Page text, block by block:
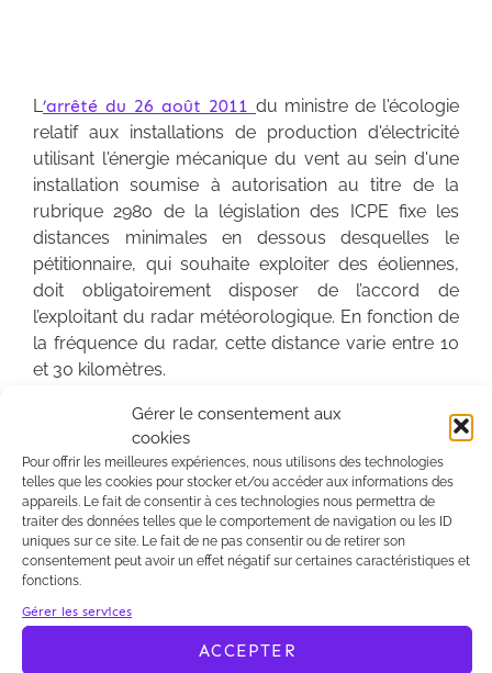
Gérer le consentement aux
cookies
Pour offrir les meilleures expériences, nous utilisons des technologies
telles que les cookies pour stocker et/ou accéder aux informations des
appareils. Le fait de consentir à ces technologies nous permettra de
traiter des données telles que le comportement de navigation ou les ID
uniques sur ce site. Le fait de ne pas consentir ou de retirer son
consentement peut avoir un effet négatif sur certaines caractéristiques et
fonctions.
Gérer les services
ACCEPTER
L’arrêté du 26 août 2011 du ministre de l'écologie
relatif aux installations de production d'électricité
utilisant l'énergie mécanique du vent au sein d'une
installation soumise à autorisation au titre de la
rubrique 2980 de la législation des ICPE fixe les
distances minimales en dessous desquelles le
pétitionnaire, qui souhaite exploiter des éoliennes,
doit obligatoirement disposer de l’accord de
l’exploitant du radar météorologique. En fonction de
la fréquence du radar, cette distance varie entre 10
et 30 kilomètres.
Dans la présente affaire, une société d’exploitation
d’éoliennes, dans le cadre de la constitution de son
dossier de demande d’autorisation ICPE d’exploiter
un parc éolien, s’est vue opposer un refus du
directeur régional de Métro France Ouest à
l’implantation de son projet.
La Cour administrative d’appel de Nantes avait
annuléle jugement du Tribunal administratif de